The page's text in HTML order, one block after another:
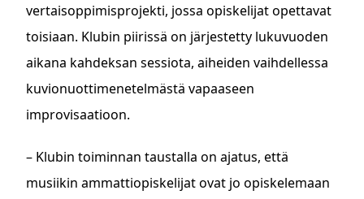
vertaisoppimisprojekti, jossa opiskelijat opettavat
toisiaan. Klubin piirissä on järjestetty lukuvuoden
aikana kahdeksan sessiota, aiheiden vaihdellessa
kuvionuottimenetelmästä vapaaseen
improvisaatioon.
– Klubin toiminnan taustalla on ajatus, että
musiikin ammattiopiskelijat ovat jo opiskelemaan